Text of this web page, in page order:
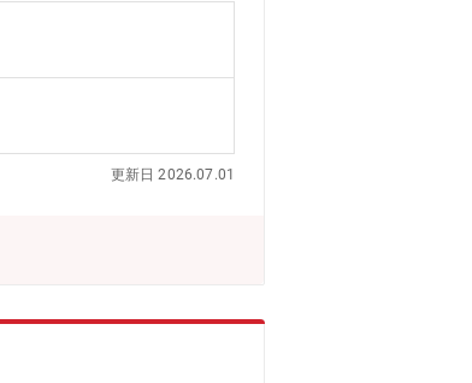
グにより、パフォーマンス
更新日 2026.07.01